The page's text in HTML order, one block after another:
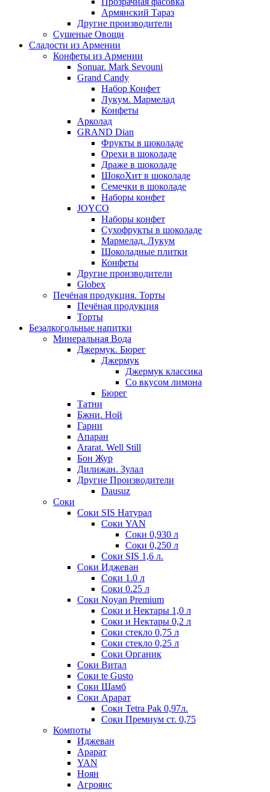
Армянский Тараз
Другие производители
Сушеные Овощи
Сладости из Армении
Конфеты из Армении
Sonuar. Mark Sevouni
Grand Candy
Набор Конфет
Лукум. Мармелад
Конфеты
Арколад
GRAND Dian
Фрукты в шоколаде
Орехи в шоколаде
Драже в шоколаде
ШокоХит в шоколаде
Семечки в шоколаде
Наборы конфет
JOYCO
Наборы конфет
Сухофрукты в шоколаде
Мармелад. Лукум
Шоколадные плитки
Конфеты
Другие производители
Globex
Печёная продукция. Торты
Печёная продукция
Торты
Безалкогольные напитки
Минеральная Вода
Джермук. Бюрег
Джермук
Джермук классика
Со вкусом лимона
Бюрег
Татни
Бжни. Ной
Гарни
Апаран
Ararat. Well Still
Бон Жур
Дилижан. Зулал
Другие Производители
Dausuz
Соки
Соки SIS Натурал
Соки YAN
Соки 0,930 л
Соки 0,250 л
Соки SIS 1,6 л.
Соки Иджеван
Соки 1.0 л
Соки 0.25 л
Соки Noyan Premium
Соки и Нектары 1,0 л
Соки и Нектары 0,2 л
Соки стекло 0,75 л
Соки стекло 0,25 л
Соки Органик
Соки Витал
Соки te Gusto
Соки Шамб
Соки Арарат
Соки Tetra Pak 0,97л.
Соки Премиум ст. 0,75
Компоты
Иджеван
Арарат
YAN
Ноян
Агроянс